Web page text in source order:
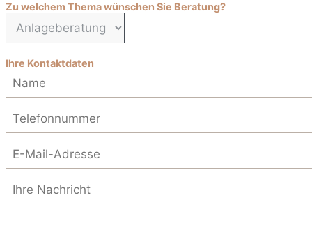
Zu welchem Thema wünschen Sie Beratung?
Ihre Kontaktdaten